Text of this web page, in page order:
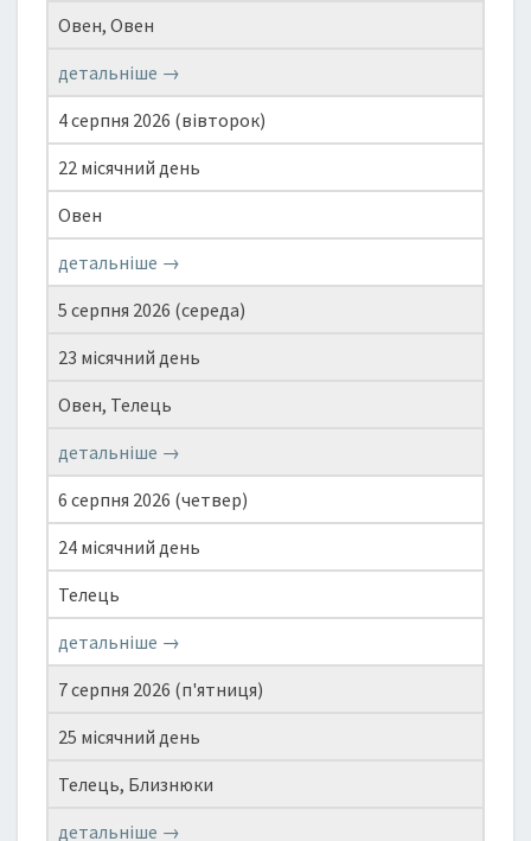
Овен, Овен
детальніше →
4 серпня 2026 (вівторок)
22 місячний день
Овен
детальніше →
5 серпня 2026 (середа)
23 місячний день
Овен, Телець
детальніше →
6 серпня 2026 (четвер)
24 місячний день
Телець
детальніше →
7 серпня 2026 (п'ятниця)
25 місячний день
Телець, Близнюки
детальніше →